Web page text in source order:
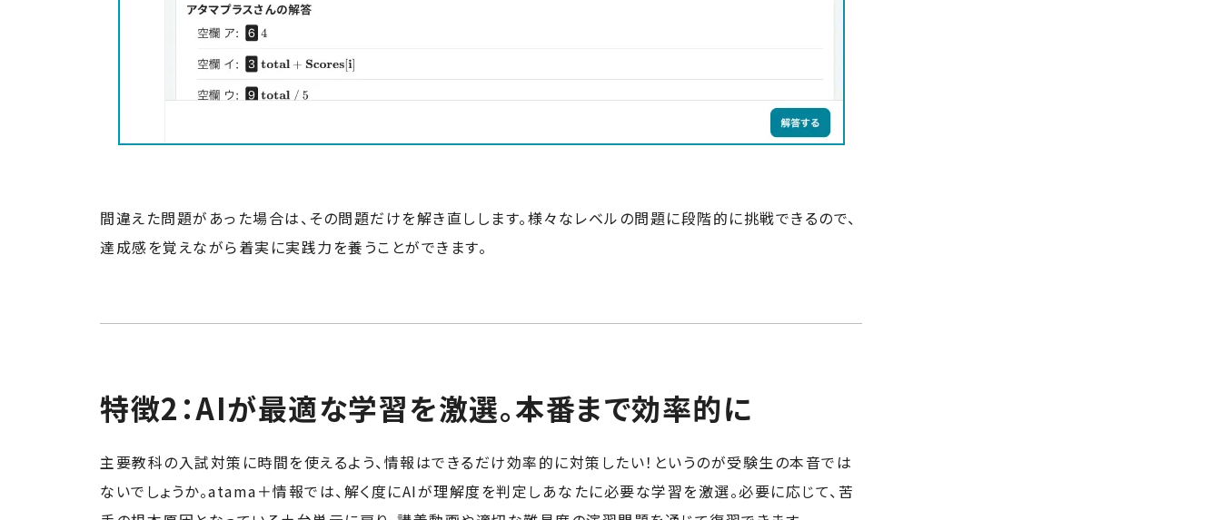
間違えた問題があった場合は、その問題だけを解き直しします。様々なレベルの問題に段階的に挑戦できるので、
達成感を覚えながら着実に実践力を養うことができます。
特徴2：AIが最適な学習を激選。本番まで効率的に
主要教科の入試対策に時間を使えるよう、情報はできるだけ効率的に対策したい！というのが受験生の本音では
ないでしょうか。atama＋情報では、解く度にAIが理解度を判定しあなたに必要な学習を激選。必要に応じて、苦